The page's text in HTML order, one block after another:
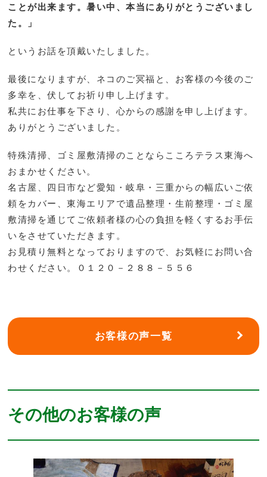
ことが出来ます。暑い中、本当にありがとうございまし
た。」
というお話を頂戴いたしました。
最後になりますが、ネコのご冥福と、お客様の今後のご
多幸を、伏してお祈り申し上げます。
私共にお仕事を下さり、心からの感謝を申し上げます。
ありがとうございました。
特殊清掃、ゴミ屋敷清掃のことならこころテラス東海へ
おまかせください。
名古屋、四日市など愛知・岐阜・三重からの幅広いご依
頼をカバー、東海エリアで遺品整理・生前整理・ゴミ屋
敷清掃を通じてご依頼者様の心の負担を軽くするお手伝
いをさせていただきます。
お見積り無料となっておりますので、お気軽にお問い合
わせください。０１２０－２８８－５５６
お客様の声一覧
その他のお客様の声